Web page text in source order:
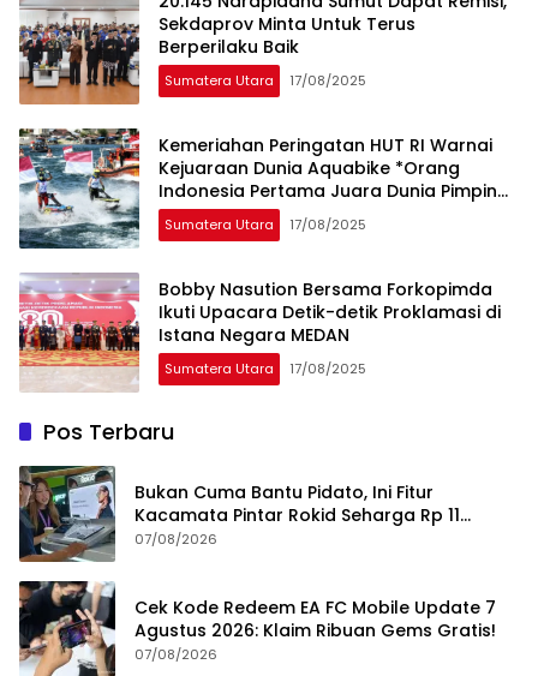
Sekdaprov Minta Untuk Terus
Berperilaku Baik
Sumatera Utara 17/08/2025
Kemeriahan Peringatan HUT RI Warnai
Kejuaraan Dunia Aquabike *Orang
Indonesia Pertama Juara Dunia Pimpin
Parade Lap Merah Putih
Sumatera Utara 17/08/2025
Bobby Nasution Bersama Forkopimda
Ikuti Upacara Detik-detik Proklamasi di
Istana Negara MEDAN
Sumatera Utara 17/08/2025
Pos Terbaru
Bukan Cuma Bantu Pidato, Ini Fitur
Kacamata Pintar Rokid Seharga Rp 11
Jutaan
07/08/2026
Cek Kode Redeem EA FC Mobile Update 7
Agustus 2026: Klaim Ribuan Gems Gratis!
07/08/2026